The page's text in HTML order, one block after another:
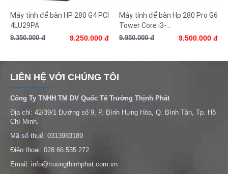
Máy tính để bàn HP 280 G4 PCI
4LU29PA
9.350.000 đ 9.250.000 đ
Máy tính để bàn Hp 280 Pro G6
Tower Core i3-...
9.950.000 đ 9.500.000 đ
LIÊN HỆ VỚI CHÚNG TÔI
Công Ty TNHH TM DV Quốc Tế Trường Thịnh Phát
Địa chỉ: 42/39/1 Đường số 9, P. Bình Hưng Hòa, Q. Bình Tân, Tp. Hồ
Chí Minh.
Mã số thuế: 0313983189
Điện thoại: 028.66.535.272
Email: info@truongthinhphat.com.vn